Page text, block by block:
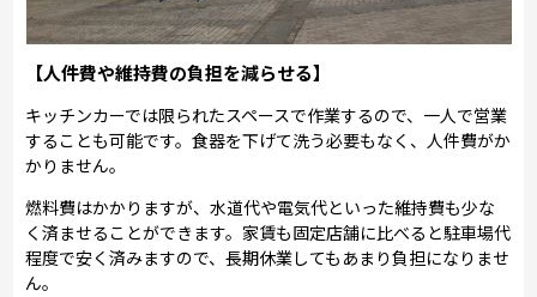
【人件費や維持費の負担を減らせる】
キッチンカーでは限られたスペースで作業するので、一人で営業
することも可能です。食器を下げて洗う必要もなく、人件費がか
かりません。
燃料費はかかりますが、水道代や電気代といった維持費も少な
く済ませることができます。家賃も固定店舗に比べると駐車場代
程度で安く済みますので、長期休業してもあまり負担になりませ
ん。